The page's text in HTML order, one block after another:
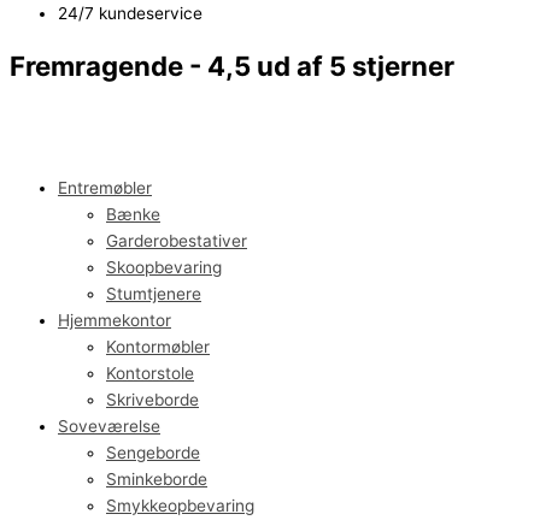
24/7 kundeservice
Fremragende - 4,5 ud af 5 stjerner
Entremøbler
Bænke
Garderobestativer
Skoopbevaring
Stumtjenere
Hjemmekontor
Kontormøbler
Kontorstole
Skriveborde
Soveværelse
Sengeborde
Sminkeborde
Smykkeopbevaring